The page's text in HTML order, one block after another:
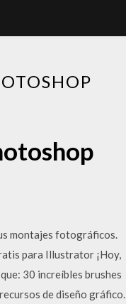
montajes fotográficos.
para Illustrator ¡Hoy,
30 increíbles brushes
de diseño gráfico.